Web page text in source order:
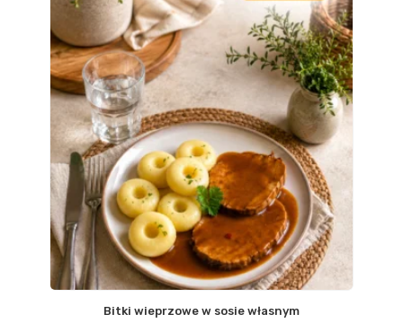
Bitki wieprzowe w sosie własnym